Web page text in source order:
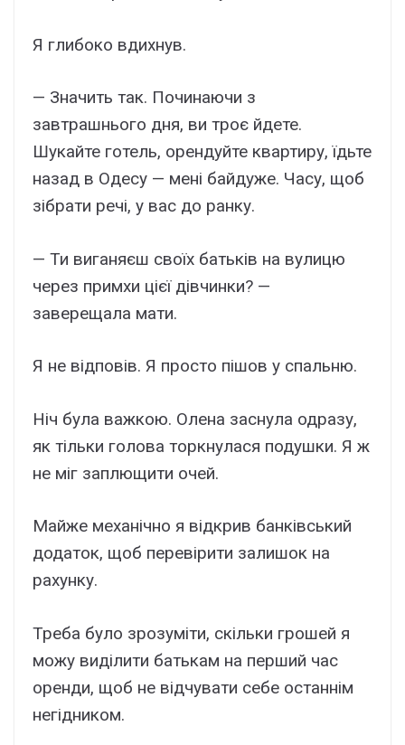
Я глибоко вдихнув.
— Значить так. Починаючи з
завтрашнього дня, ви троє йдете.
Шукайте готель, орендуйте квартиру, їдьте
назад в Одесу — мені байдуже. Часу, щоб
зібрати речі, у вас до ранку.
— Ти виганяєш своїх батьків на вулицю
через примхи цієї дівчинки? —
заверещала мати.
Я не відповів. Я просто пішов у спальню.
Ніч була важкою. Олена заснула одразу,
як тільки голова торкнулася подушки. Я ж
не міг заплющити очей.
Майже механічно я відкрив банківський
додаток, щоб перевірити залишок на
рахунку.
Треба було зрозуміти, скільки грошей я
можу виділити батькам на перший час
оренди, щоб не відчувати себе останнім
негідником.